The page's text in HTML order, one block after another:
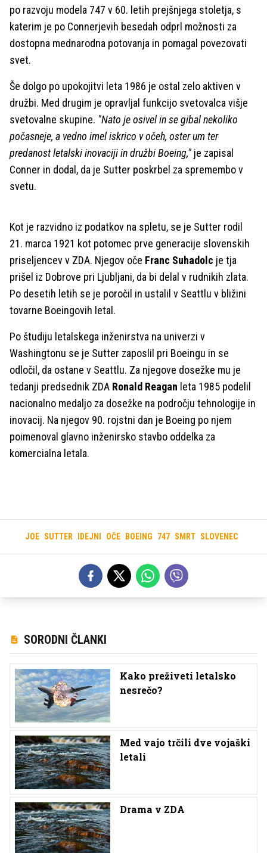
po razvoju modela 747 v 60. letih prejšnjega stoletja, s
katerim je po Connerjevih besedah odprl možnosti za
dostopna mednarodna potovanja in pomagal povezovati
svet.
Še dolgo po upokojitvi leta 1986 je ostal zelo aktiven v
družbi. Med drugim je opravljal funkcijo svetovalca višje
svetovalne skupine. "Nato je osivel in se gibal nekoliko
počasneje, a vedno imel iskrico v očeh, oster um ter
predanost letalski inovaciji in družbi Boeing," je zapisal
Conner in dodal, da je Sutter poskrbel za spremembo v
svetu.
Kot je razvidno iz podatkov na spletu, se je Sutter rodil
21. marca 1921 kot potomec prve generacije slovenskih
priseljencev v ZDA. Njegov oče Franc Suhadolc je tja
prišel iz Dobrove pri Ljubljani, da bi delal v rudnikih zlata.
Po desetih letih se je poročil in ustalil v Seattlu v bližini
tovarne Boeingovih letal.
Po študiju letalskega inženirstva na univerzi v
Washingtonu se je Sutter zaposlil pri Boeingu in se
odločil, da ostane v Seattlu. Za njegove dosežke mu je
tedanji predsednik ZDA Ronald Reagan leta 1985 podelil
nacionalno medaljo za dosežke na področju tehnologije in
inovacij. Na njegov 90. rojstni dan je Boeing po njem
poimenoval glavno inženirsko stavbo oddelka za
komercialna letala.
JOE SUTTER IDEJNI OČE BOEING 747 SMRT SLOVENEC
SORODNI ČLANKI
Kako preživeti letalsko
nesrečo?
Med vajo trčili dve vojaški
letali
Drama v ZDA